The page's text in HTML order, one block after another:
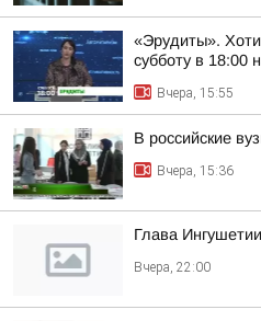
«Эрудиты».
субботу в 18:00
Вчера, 15:55
В российские
Вчера, 15:36
Глава
Вчера, 22:00